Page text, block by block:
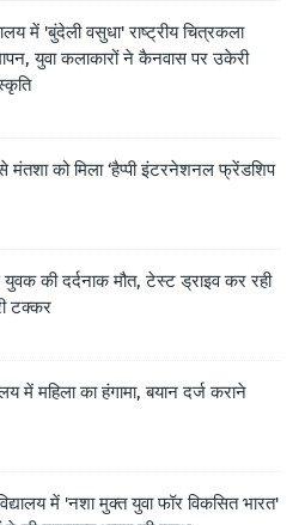
में 'बुंदेली वसुधा' राष्ट्रीय चित्रकला
युवा कलाकारों ने कैनवास पर उकेरी
मंतशा को मिला ‘हैप्पी इंटरनेशनल फ्रेंडशिप
युवक की दर्दनाक मौत, टेस्ट ड्राइव कर रही
टक्कर
में महिला का हंगामा, बयान दर्ज कराने
में 'नशा मुक्त युवा फॉर विकसित भारत'